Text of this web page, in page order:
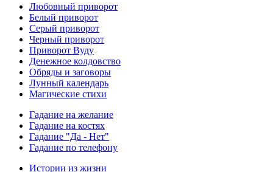
Любовный приворот
Белый приворот
Серый приворот
Черный приворот
Приворот Вуду
Денежное колдовство
Обряды и заговоры
Лунный календарь
Магические стихи
Гадание на желание
Гадание на костях
Гадание "Да - Нет"
Гадание по телефону
Истории из жизни